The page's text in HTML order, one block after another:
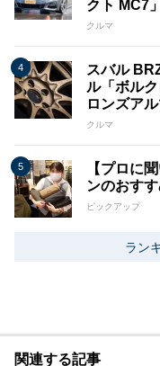
クト MC7
クルマ
スバル
ル「ボル
ロンズア
クルマ
【プロに
ンのおす
ピックアップ
ラン
関連する記事